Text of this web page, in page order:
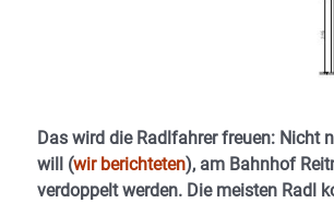
Das wird die Radlfahrer freuen: Nicht
will (wir berichteten), am Bahnhof
verdoppelt werden. Die meisten Radl